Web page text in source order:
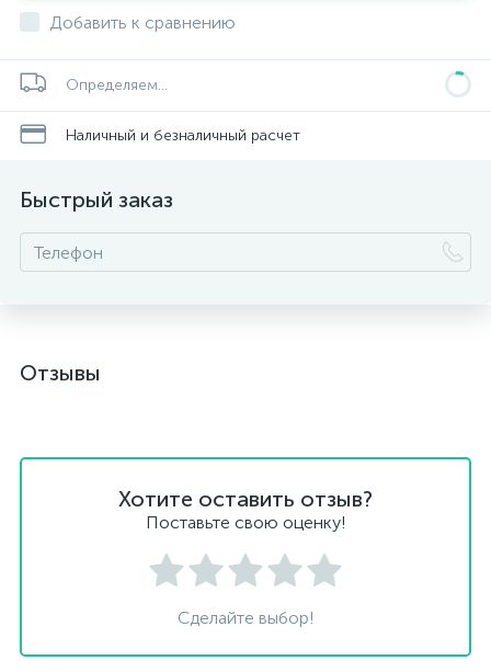
Добавить к сравнению
Определяем...
Наличный и безналичный расчет
Быстрый заказ
Отзывы
Хотите оставить отзыв?
Поставьте свою оценку!
Сделайте выбор!